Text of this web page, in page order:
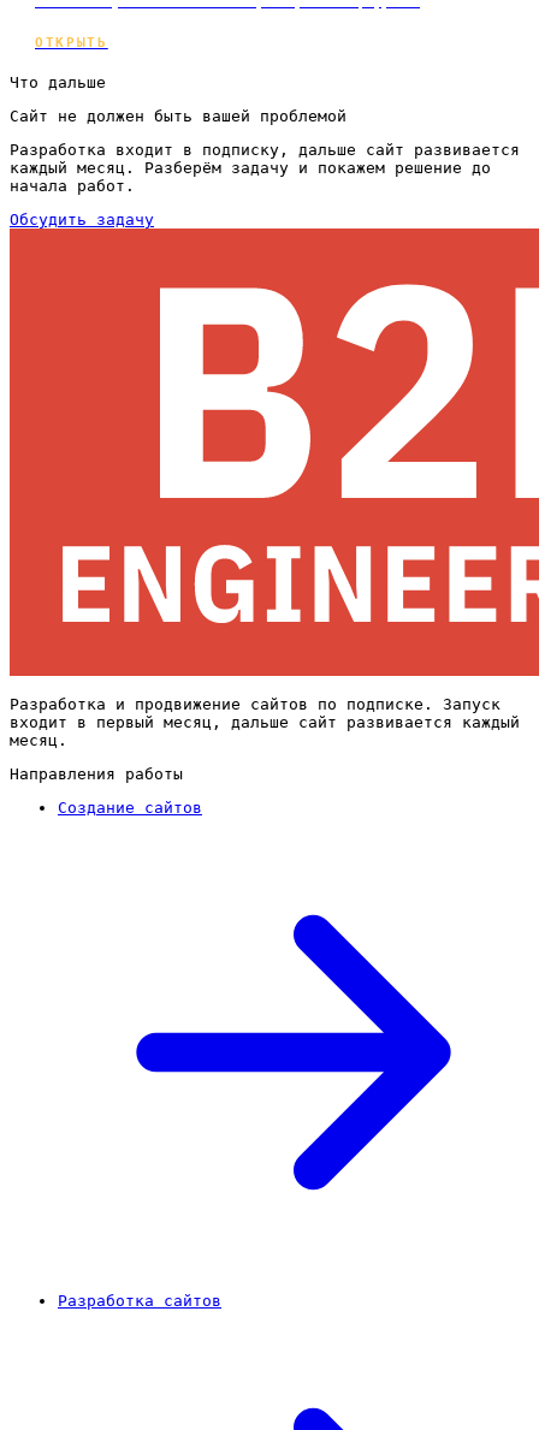
ОТКРЫТЬ
Что дальше
Сайт не должен быть вашей проблемой
Разработка входит в подписку, дальше сайт развивается
каждый месяц. Разберём задачу и покажем решение до
начала работ.
Обсудить задачу
Разработка и продвижение сайтов по подписке. Запуск
входит в первый месяц, дальше сайт развивается каждый
месяц.
Направления работы
Создание сайтов
Разработка сайтов